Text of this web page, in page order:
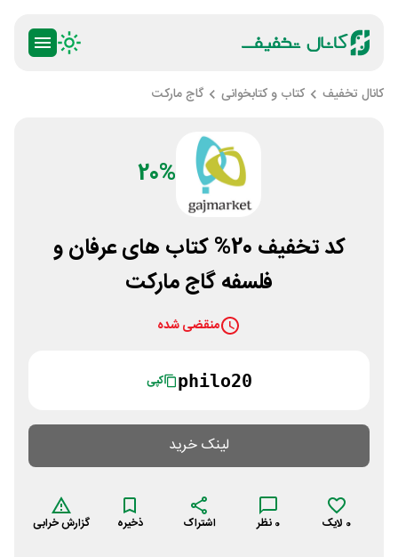
کانال تخفیف کتاب و کتابخوانی گاج مارکت
20%
کد تخفیف 20% کتاب های عرفان و
فلسفه گاج مارکت
منقضی شده
philo20 کپی
لینک خرید
0 لایک 0 نظر اشتراک ذخیره گزارش خرابی